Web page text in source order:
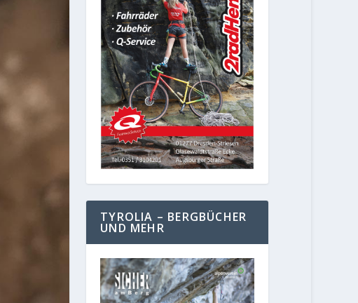
TYROLIA – BERGBÜCHER
UND MEHR